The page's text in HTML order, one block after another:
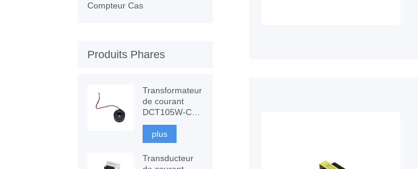
Compteur Cas
Produits Phares
Transformateur
de courant
DCT105W-C3
120A avec
immunité CC,
mesure CT
plus
Transducteur